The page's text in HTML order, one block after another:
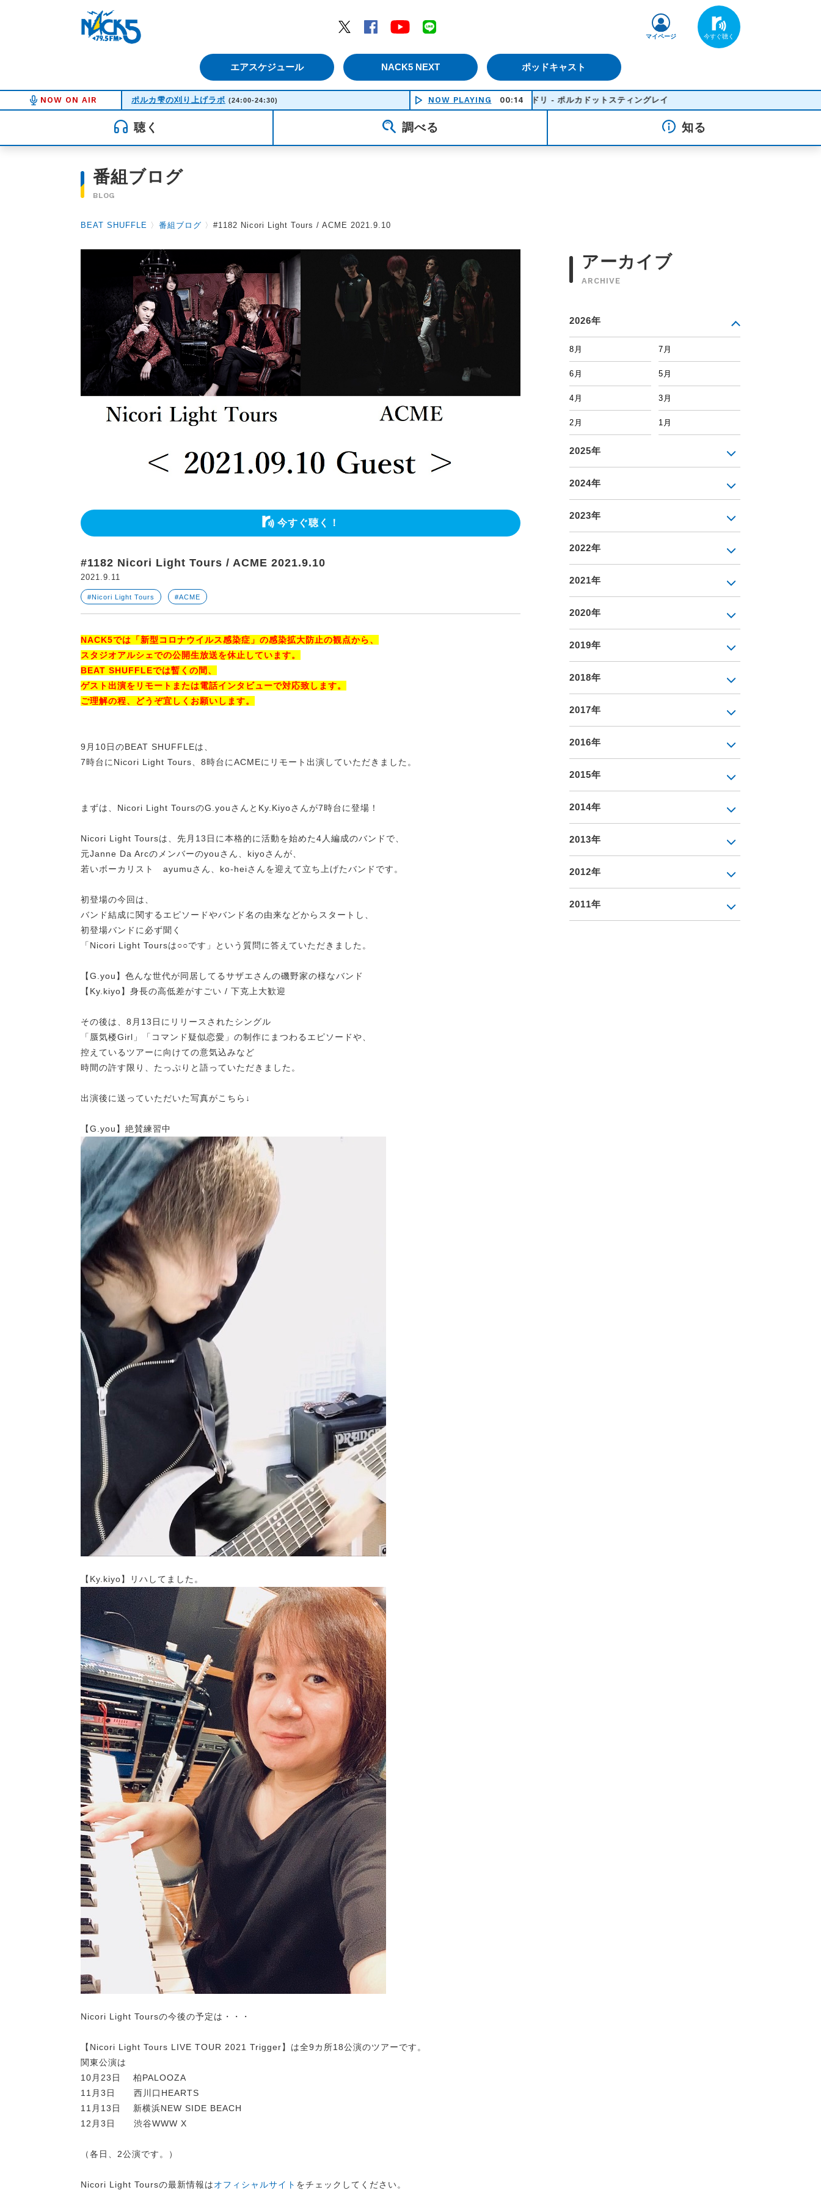
Twitter
Facebook YouTube
エアスケジュール NACK5 NEXT ポッドキャスト
マイページ
NOW ON AIR ポルカ雫の刈り上げラボ (24:00-24:30) NOW PLAYING 00:14
ミドリ - ポルカドットスティングレイ
聴く 調べる 知る
番組ブログ
BLOG
BEAT SHUFFLE 〉 番組ブログ 〉 #1182 Nicori Light Tours / ACME 2021.9.10
今すぐ聴く！
#1182 Nicori Light Tours / ACME 2021.9.10
2021.9.11
#Nicori Light Tours #ACME
NACK5では「新型コロナウイルス感染症」の感染拡大防止の観点から、
スタジオアルシェでの公開生放送を休止しています。
BEAT SHUFFLEでは暫くの間、
ゲスト出演をリモートまたは電話インタビューで対応致します。
ご理解の程、どうぞ宜しくお願いします。
9月10日のBEAT SHUFFLEは、
7時台にNicori Light Tours、8時台にACMEにリモート出演していただきました。
まずは、Nicori Light ToursのG.youさんとKy.Kiyoさんが7時台に登場！
Nicori Light Toursは、先月13日に本格的に活動を始めた4人編成のバンドで、
元Janne Da Arcのメンバーのyouさん、kiyoさんが、
若いボーカリスト ayumuさん、ko-heiさんを迎えて立ち上げたバンドです。
初登場の今回は、
バンド結成に関するエピソードやバンド名の由来などからスタートし、
初登場バンドに必ず聞く
「Nicori Light Toursは○○です」という質問に答えていただきました。
【G.you】色んな世代が同居してるサザエさんの磯野家の様なバンド
【Ky.kiyo】身長の高低差がすごい / 下克上大歓迎
その後は、8月13日にリリースされたシングル
「蜃気楼Girl」「コマンド疑似恋愛」の制作にまつわるエピソードや、
控えているツアーに向けての意気込みなど
時間の許す限り、たっぷりと語っていただきました。
出演後に送っていただいた写真がこちら↓
【G.you】絶賛練習中
【Ky.kiyo】リハしてました。
Nicori Light Toursの今後の予定は・・・
【Nicori Light Tours LIVE TOUR 2021 Trigger】は全9カ所18公演のツアーです。
関東公演は
10月23日 柏PALOOZA
11月3日 西川口HEARTS
11月13日 新横浜NEW SIDE BEACH
12月3日 渋谷WWW X
（各日、2公演です。）
Nicori Light Toursの最新情報はオフィシャルサイト をチェックしてください。
アーカイブ
ARCHIVE
2026年
8月 7月
6月 5月
4月 3月
2月 1月
2025年
2024年
2023年
2022年
2021年
2020年
2019年
2018年
2017年
2016年
2015年
2014年
2013年
2012年
2011年